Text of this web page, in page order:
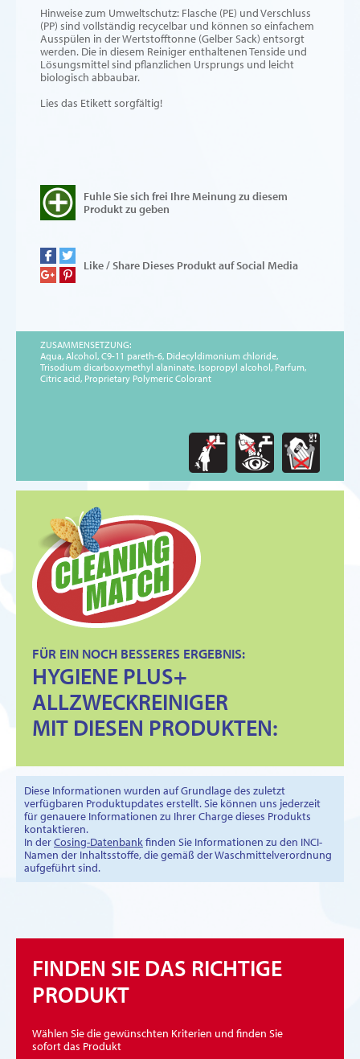
Hinweise zum Umweltschutz: Flasche (PE) und Verschluss
(PP) sind vollständig recycelbar und können so einfachem
Ausspülen in der Wertstofftonne (Gelber Sack) entsorgt
werden. Die in diesem Reiniger enthaltenen Tenside und
Lösungsmittel sind pflanzlichen Ursprungs und leicht
biologisch abbaubar.
Lies das Etikett sorgfältig!
Fuhle Sie sich frei Ihre Meinung zu diesem
Produkt zu geben
Like / Share Dieses Produkt auf Social Media
ZUSAMMENSETZUNG:
Aqua, Alcohol, C9-11 pareth-6, Didecyldimonium chloride,
Trisodium dicarboxymethyl alaninate, Isopropyl alcohol, Parfum,
Citric acid, Proprietary Polymeric Colorant
FÜR EIN NOCH BESSERES ERGEBNIS:
HYGIENE PLUS+
ALLZWECKREINIGER
MIT DIESEN PRODUKTEN:
Diese Informationen wurden auf Grundlage des zuletzt
verfügbaren Produktupdates erstellt. Sie können uns jederzeit
für genauere Informationen zu Ihrer Charge dieses Produkts
kontaktieren.
In derCosing-Datenbankfinden Sie Informationen zu den INCI-
Namen der Inhaltsstoffe, die gemäß der Waschmittelverordnung
aufgeführt sind.
FINDEN SIE DAS RICHTIGE
PRODUKT
Wählen Sie die gewünschten Kriterien und finden Sie
sofort das Produkt